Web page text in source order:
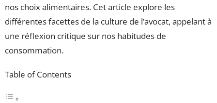
nos choix alimentaires. Cet article explore les
différentes facettes de la culture de l’avocat, appelant à
une réflexion critique sur nos habitudes de
consommation.
Table of Contents